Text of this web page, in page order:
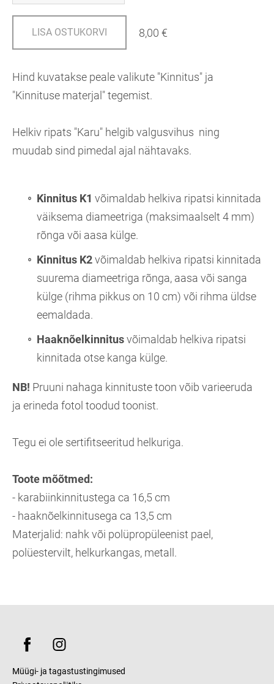
LISA OSTUKORVI 8,00 €
Hind kuvatakse peale valikute "Kinnitus" ja
"Kinnituse materjal" tegemist.
Helkiv ripats "Karu" helgib valgusvihus ning
muudab sind pimedal ajal nähtavaks.
Kinnitus K1 võimaldab helkiva ripatsi kinnitada
väiksema diameetriga (maksimaalselt 4 mm)
rõnga või aasa külge.
Kinnitus K2võimaldab helkiva ripatsi kinnitada
suurema diameetriga rõnga, aasa või sanga
külge (rihma pikkus on 10 cm) või rihma üldse
eemaldada.
Haaknõelkinnitusvõimaldab helkiva ripatsi
kinnitada otse kanga külge.
NB! Pruuni nahaga kinnituste toon võib varieeruda
ja erineda fotol toodud toonist.
Tegu ei ole sertifitseeritud helkuriga.
Toote mõõtmed:
- karabiinkinnitustega ca 16,5 cm
- haaknõelkinnitusega ca 13,5 cm
Materjalid: nahk või polüpropüleenist pael,
polüestervilt, helkurkangas, metall.
Müügi- ja tagastustingimused